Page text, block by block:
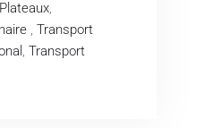
Plateaux,
, Transport
, Transport